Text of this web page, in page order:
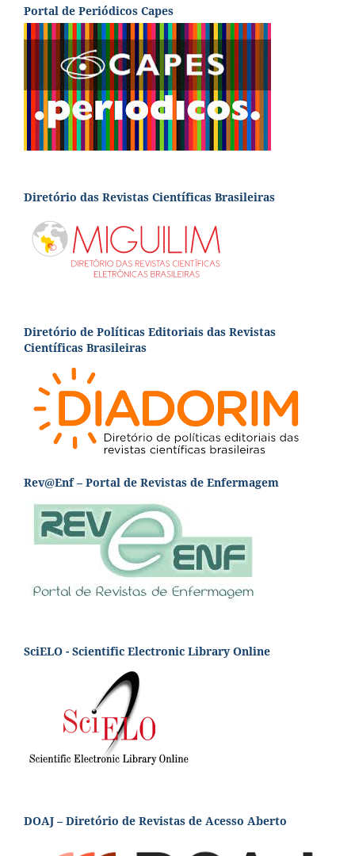
Portal de Periódicos Capes
Diretório das Revistas Científicas Brasileiras
Diretório de Políticas Editoriais das Revistas
Científicas Brasileiras
Rev@Enf – Portal de Revistas de Enfermagem
SciELO - Scientific Electronic Library Online
DOAJ – Diretório de Revistas de Acesso Aberto